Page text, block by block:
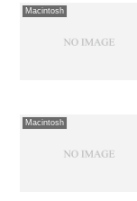
Macintosh
Macintosh